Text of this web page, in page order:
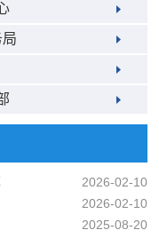
2026-02-10
2026-02-10
2025-08-20